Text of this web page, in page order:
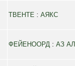
ТВЕНТЕ : АЯКС
ФЕЙЕНООРД : АЗ